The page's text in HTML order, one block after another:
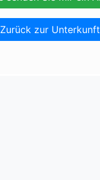
Zurück zur Unterkunft